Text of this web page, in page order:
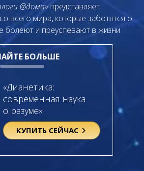
@дома»представляет
всего мира, которые заботятся о
болеют и преуспевают в жизни.
БОЛЬШЕ
«Дианетика:
современная наука
о разуме»
КУПИТЬ СЕЙЧАС